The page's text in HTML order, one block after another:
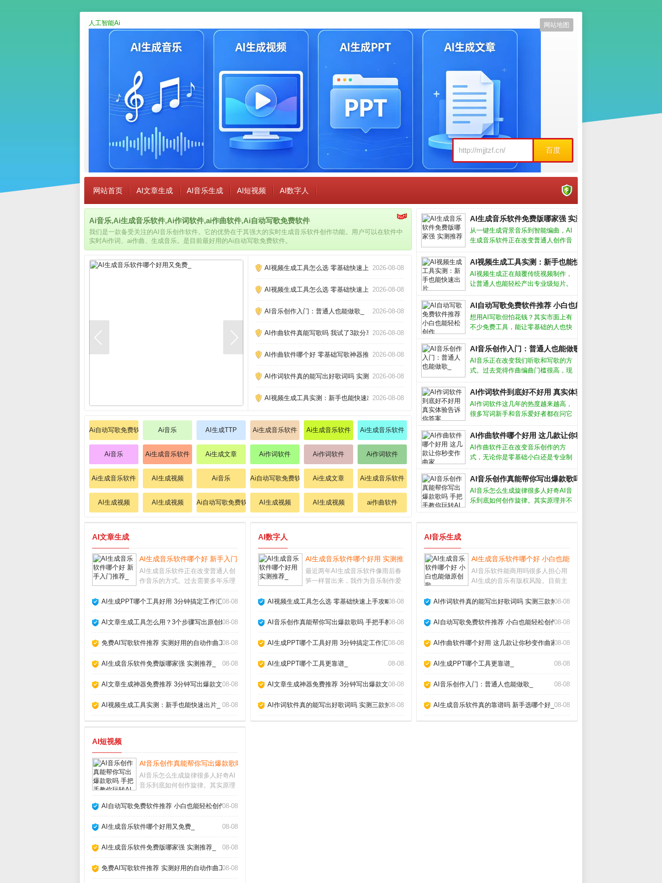
人工智能Ai
百度
网站地图
网站首页 AI文章生成 AI音乐生成 AI短视频 AI数字人
Ai音乐,Ai生成音乐软件,Ai作词软件,ai作曲软件,Ai自动写歌免费软件
我们是一款备受关注的AI音乐创作软件。它的优势在于其强大的实时生成音乐软件创作功能。用户可以在软件中
实时Ai作词、ai作曲、生成音乐。是目前最好用的Ai自动写歌免费软件。
AI视频生成工具怎么选 零基础快速上手攻略_
2026-08-08
AI视频生成工具怎么选 零基础快速上手攻略_
2026-08-08
AI音乐创作入门：普通人也能做歌_ 2026-08-08
AI作曲软件真能写歌吗 我试了3款分享心得_2026-08-08
AI作曲软件哪个好 零基础写歌神器推荐_2026-08-08
AI作词软件真的能写出好歌词吗 实测三款热门工具告诉你答案_
2026-08-08
AI视频生成工具实测：新手也能快速出片_2026-08-08
Ai自动写歌免费软件 Ai音乐 AI生成TTP Ai生成音乐软件 Ai生成音乐软件 Ai生成音乐软件
Ai音乐 Ai生成音乐软件 Ai生成文章 Ai作词软件 Ai作词软件 Ai作词软件
Ai生成音乐软件 AI生成视频 Ai音乐 Ai自动写歌免费软件 Ai生成文章 Ai生成音乐软件
AI生成视频 AI生成视频 Ai自动写歌免费软件 AI生成视频 AI生成视频 ai作曲软件
AI生成音乐软件免费版哪家强 实测推荐_
从一键生成背景音乐到智能编曲，AI
生成音乐软件正在改变普通人创作音
游戏开发者还是音乐爱好者，这些工
具都能帮你快速产出免版税的原创配
乐。但面对市面上层出不穷的软件，
AI视频生成工具实测：新手也能快速出片_
AI视频生成正在颠覆传统视频制作，
让普通人也能轻松产出专业级短片。
音，如今只需输入文字描述，AI就能
自动生成流畅画面。本文结合近期热
门工具实测，帮你避开常见坑点。AI
AI自动写歌免费软件推荐 小白也能轻松创作_
想用AI写歌但怕花钱？其实市面上有
不少免费工具，能让零基础的人也快
用体验出发，聊聊几款真正好用的AI
自动写歌免费软件，帮你绕过那些华
而不实的坑。免费AI写歌软件哪个好
AI音乐创作入门：普通人也能做歌_
AI音乐正在改变我们听歌和写歌的方
式。过去觉得作曲编曲门槛很高，现
也能快速生成完整的伴奏甚至人声。
这不仅是技术突破，更让音乐创作变
得人人可尝试。AI音乐怎么制作市面
AI作词软件到底好不好用 真实体验告诉你答案_
AI作词软件这几年的热度越来越高，
很多写词新手和音乐爱好者都在问它
验来看，它确实能帮我们快速生成歌
词框架，但要想写出真正打动人心的
句子，还得靠人工打磨。AI作词软件
AI作曲软件哪个好用 这几款让你秒变作曲家_
AI作曲软件正在改变音乐创作的方
式，无论你是零基础小白还是专业制
弦甚至完整编曲。我作为音乐制作
人，亲测了多款工具，下面分享最实
用的经验和推荐。AI作曲软件真的能
AI音乐创作真能帮你写出爆款歌吗 手把手教你玩转AI作歌_
AI音乐怎么生成旋律很多人好奇AI音
乐到底如何创作旋律。其实原理并不
AI文章生成
AI生成音乐软件哪个好 新手入门推荐_
AI生成音乐软件正在改变普通人创
作音乐的方式。过去需要多年乐理
就能生成完整曲目。这些工具降低
多不多、效果好不好、要不要付
AI生成PPT哪个工具好用 3分钟搞定工作汇报_
08-08
AI文章生成工具怎么用？3个步骤写出原创爆款_
08-08
免费AI写歌软件推荐 实测好用的自动作曲工具_
08-08
AI生成音乐软件免费版哪家强 实测推荐_ 08-08
AI文章生成神器免费推荐 3分钟写出爆款文章_
08-08
AI视频生成工具实测：新手也能快速出片_ 08-08
AI数字人
AI生成音乐软件哪个好用 实测推荐_
最近两年AI生成音乐软件像雨后春
笋一样冒出来，我作为音乐制作爱
个遍。说实话，从最初的简单旋律
的完整作品，进步速度让人惊叹。
AI视频生成工具怎么选 零基础快速上手攻略_08-08
AI音乐创作真能帮你写出爆款歌吗 手把手教你玩转AI作歌_
08-08
AI生成PPT哪个工具好用 3分钟搞定工作汇报_
08-08
AI生成PPT哪个工具更靠谱_ 08-08
AI文章生成神器免费推荐 3分钟写出爆款文章_
08-08
AI作词软件真的能写出好歌词吗 实测三款热门工具告诉你答案_
08-08
AI音乐生成
AI生成音乐软件哪个好 小白也能做原创歌_
AI音乐软件能商用吗很多人担心用
AI生成的音乐有版权风险。目前主
Udio，都允许付费用户将生成的音
能个人使用。不同平台的具体条款
AI作词软件真的能写出好歌词吗 实测三款热门工具告诉你答案_
08-08
AI自动写歌免费软件推荐 小白也能轻松创作_08-08
AI作曲软件哪个好用 这几款让你秒变作曲家_08-08
AI生成PPT哪个工具更靠谱_ 08-08
AI音乐创作入门：普通人也能做歌_ 08-08
AI生成音乐软件真的靠谱吗 新手选哪个好_ 08-08
AI短视频
AI音乐创作真能帮你写出爆款歌吗 手把手教你玩转AI作歌_
AI音乐怎么生成旋律很多人好奇AI
音乐到底如何创作旋律。其实原理
曲的节奏、和弦走向和音高变化，
你只需输入风格关键词，比如“忧伤
AI自动写歌免费软件推荐 小白也能轻松创作_08-08
AI生成音乐软件哪个好用又免费_ 08-08
AI生成音乐软件免费版哪家强 实测推荐_ 08-08
免费AI写歌软件推荐 实测好用的自动作曲工具_
08-08